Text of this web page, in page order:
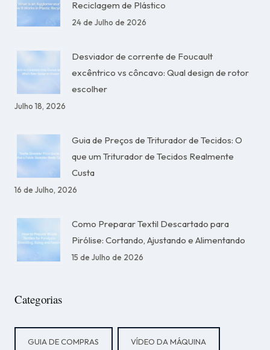
Reciclagem de Plástico
24 de Julho de 2026
Desviador de corrente de Foucault
excêntrico vs côncavo: Qual design de rotor
escolher
Julho 18, 2026
Guia de Preços de Triturador de Tecidos: O
que um Triturador de Tecidos Realmente
Custa
16 de Julho, 2026
Como Preparar Textil Descartado para
Pirólise: Cortando, Ajustando e Alimentando
15 de Julho de 2026
Categorias
GUIA DE COMPRAS VÍDEO DA MÁQUINA